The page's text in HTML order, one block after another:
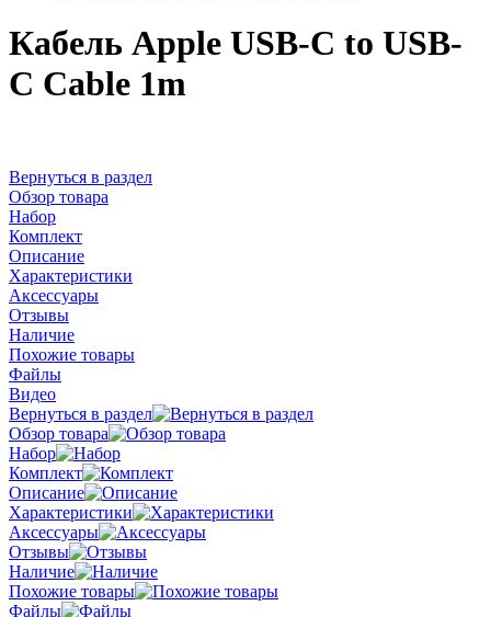
Кабель Apple USB-C to USB-
C Cable 1m
Вернуться в раздел
Обзор товара
Набор
Комплект
Описание
Характеристики
Аксессуары
Отзывы
Наличие
Похожие товары
Файлы
Видео
Вернуться в раздел
Обзор товара
Набор
Комплект
Описание
Характеристики
Аксессуары
Отзывы
Наличие
Похожие товары
Файлы